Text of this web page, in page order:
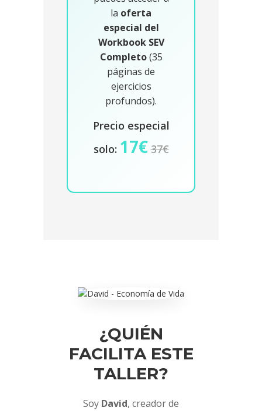
la oferta
especial del
Workbook SEV
Completo(35
páginas de
ejercicios
profundos).
Precio especial
solo: 17€ 37€
¿QUIÉN
FACILITA ESTE
TALLER?
Soy David, creador de